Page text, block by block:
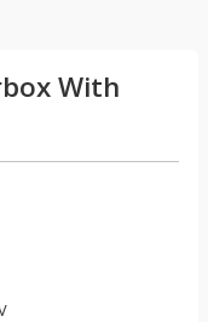
With